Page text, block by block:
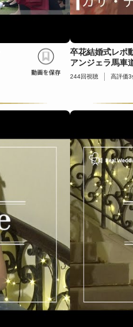
卒花結婚式レポ
アンジェラ馬車
244回視聴 高評価3